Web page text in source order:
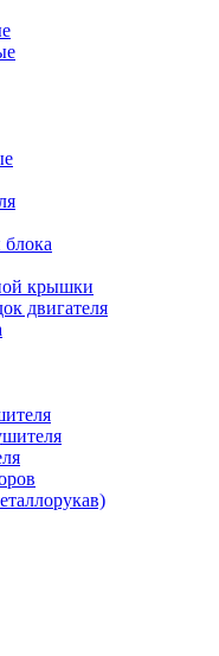
крышки
двигателя